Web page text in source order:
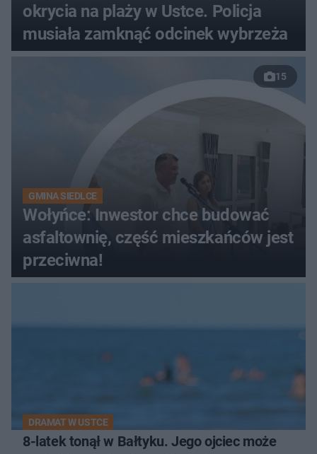
okrycia na plaży w Ustce. Policja
musiała zamknąć odcinek wybrzeża
15
GMINA SIEDLCE
Wołyńce: Inwestor chce budować
asfaltownię, część mieszkańców jest
przeciwna!
DRAMAT W USTCE
8-latek tonął w Bałtyku. Jego ojciec może